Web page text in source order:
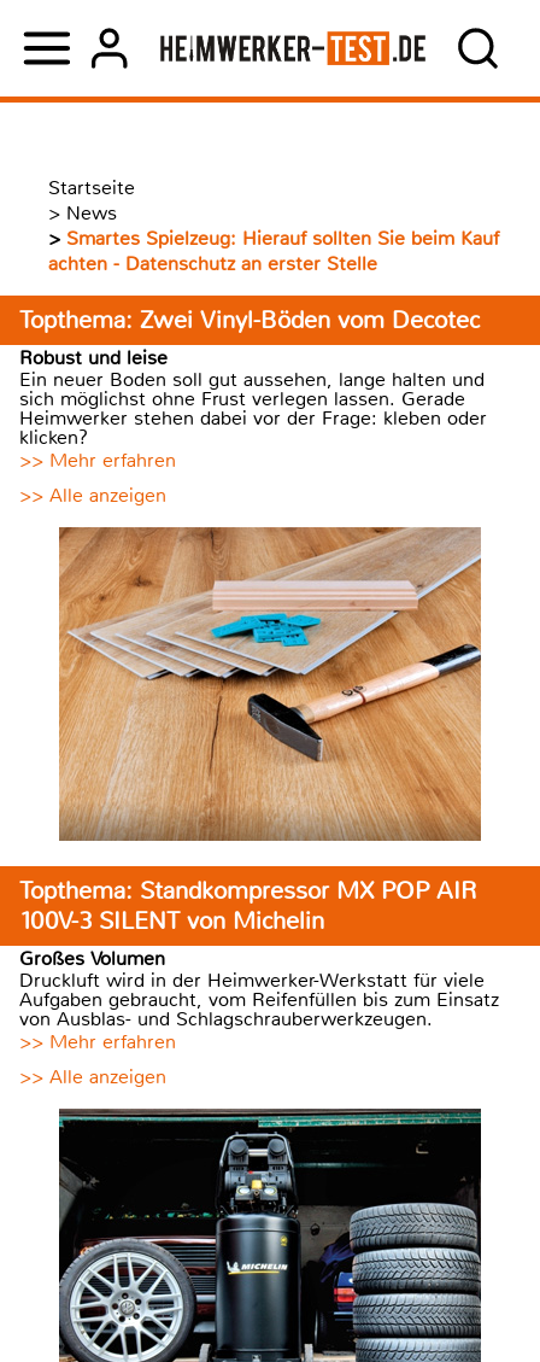
Startseite
> News
> Smartes Spielzeug: Hierauf sollten Sie beim Kauf
achten - Datenschutz an erster Stelle
Topthema: Zwei Vinyl-Böden vom Decotec
Robust und leise
Ein neuer Boden soll gut aussehen, lange halten und
sich möglichst ohne Frust verlegen lassen. Gerade
Heimwerker stehen dabei vor der Frage: kleben oder
klicken?
>> Mehr erfahren
>> Alle anzeigen
Topthema: Standkompressor MX POP AIR
100V-3 SILENT von Michelin
Großes Volumen
Druckluft wird in der Heimwerker-Werkstatt für viele
Aufgaben gebraucht, vom Reifenfüllen bis zum Einsatz
von Ausblas- und Schlagschrauberwerkzeugen.
>> Mehr erfahren
>> Alle anzeigen